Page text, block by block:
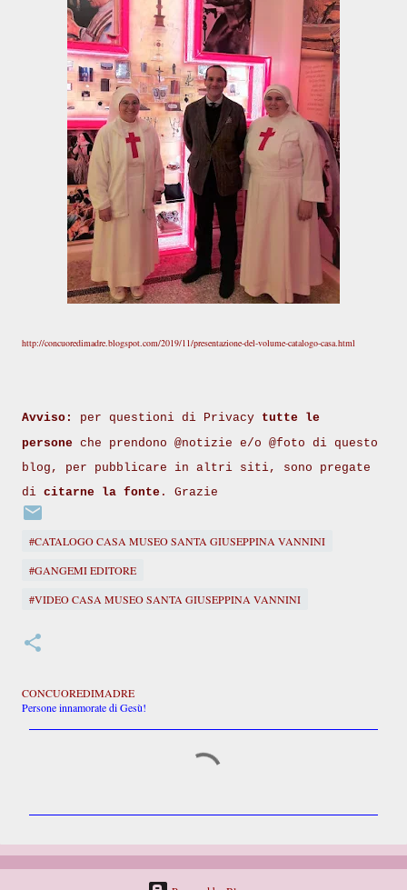
http://concuoredimadre.blogspot.com/2019/11/presentazione-del-volume-catalogo-casa.html
Avviso: per questioni di Privacy tutte le
persone che prendono @notizie e/o @foto di questo
blog, per pubblicare in altri siti, sono pregate
di citarne la fonte . Grazie
#CATALOGO CASA MUSEO SANTA GIUSEPPINA VANNINI
#GANGEMI EDITORE
#VIDEO CASA MUSEO SANTA GIUSEPPINA VANNINI
CONCUOREDIMADRE
Persone innamorate di Gesù!
n
t